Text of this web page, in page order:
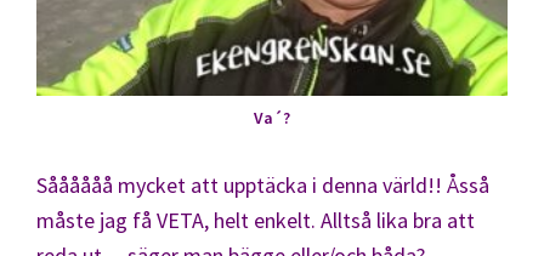
Va´?
Såååååå mycket att upptäcka i denna värld!! Åsså
måste jag få VETA, helt enkelt. Alltså lika bra att